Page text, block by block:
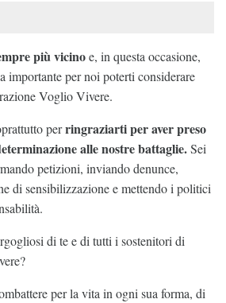
più vicinoe, in questa occasione,
importante per noi poterti considerare
Voglio Vivere.
perringraziarti per aver preso
alle nostre battaglie.Sei
petizioni, inviando denunce,
di sensibilizzazione e mettendo i politici
di te e di tutti i sostenitori di
per la vita in ogni sua forma, di